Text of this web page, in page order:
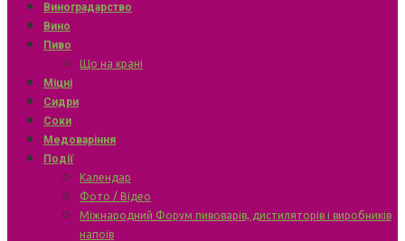
Виноградарство
Вино
Пиво
Що на крані
Міцні
Сидри
Соки
Медоваріння
Події
Календар
Фото / Відео
Міжнародний Форум пивоварів, дистиляторів і виробників
напоїв